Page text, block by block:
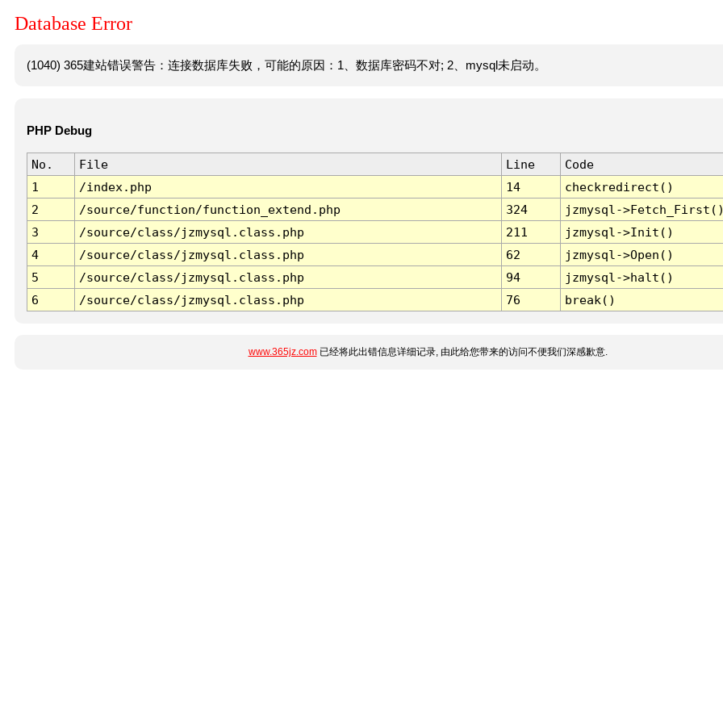
Database Error
(1040) 365建站错误警告：连接数据库失败，可能的原因：1、数据库密码不对; 2、mysql未启动。
PHP Debug
No. File Line
Code
1
/index.php 14
checkredirect()
2
/source/function/function_extend.php 324
jzmysql-
3
/source/class/jzmysql.class.php 211
jzmysql->Init()
4
/source/class/jzmysql.class.php 62
jzmysql->Open()
5
/source/class/jzmysql.class.php 94
jzmysql->halt()
6
/source/class/jzmysql.class.php 76 break()
www.365jz.com已经将此出错信息详细记录, 由此给您带来的访问不便我们深感歉意.